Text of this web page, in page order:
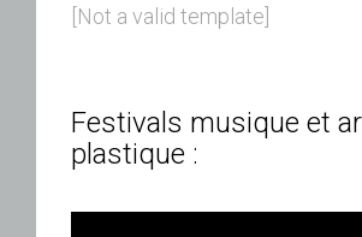
[Not a valid template]
Festivals musique et
plastique :